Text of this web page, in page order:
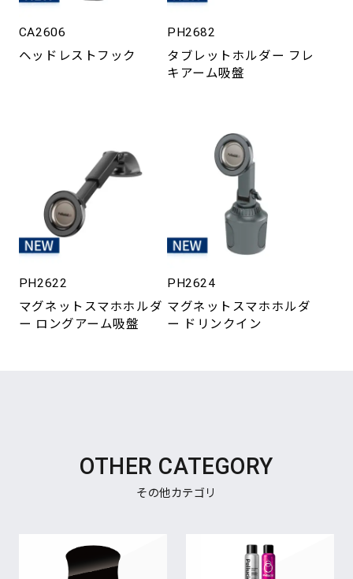
CA2606
ヘッドレストフック
PH2682
タブレットホルダー フレ
キアーム吸盤
PH2622
マグネットスマホホルダ
ー ロングアーム吸盤
PH2624
マグネットスマホホルダ
ー ドリンクイン
OTHER CATEGORY
その他カテゴリ